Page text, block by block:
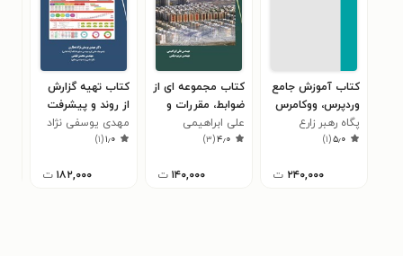
کتاب آموزش جامع
وردپرس، ووکامرس
پگاه رهبر زارع
۵٫۰(۱)
۲۴۰,۰۰۰ ت
کتاب مجموعه ای از
ضوابط، مقررات و
آیین نامه های ملی
ساختمان
علی ابراهیمی
۴٫۰(۳)
۱۴۰,۰۰۰ ت
کتاب تهیه گزارش
از روند و پیشرفت
پروژه
مهدی یوسفی نژاد
عطاری
۱٫۰(۱)
۱۸۲,۰۰۰ ت